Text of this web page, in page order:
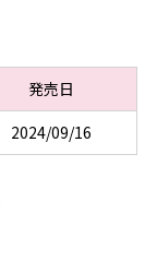
発売日
2024/09/16